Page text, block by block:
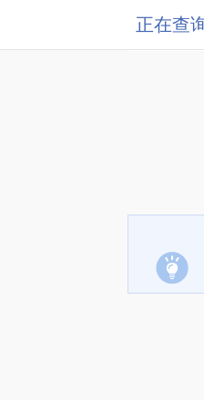
正在查